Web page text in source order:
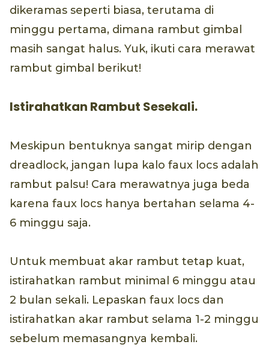
dikeramas seperti biasa, terutama di
minggu pertama, dimana rambut gimbal
masih sangat halus. Yuk, ikuti cara merawat
rambut gimbal berikut!
Istirahatkan Rambut Sesekali.
Meskipun bentuknya sangat mirip dengan
dreadlock, jangan lupa kalo faux locs adalah
rambut palsu! Cara merawatnya juga beda
karena faux locs hanya bertahan selama 4-
6 minggu saja.
Untuk membuat akar rambut tetap kuat,
istirahatkan rambut minimal 6 minggu atau
2 bulan sekali. Lepaskan faux locs dan
istirahatkan akar rambut selama 1-2 minggu
sebelum memasangnya kembali.